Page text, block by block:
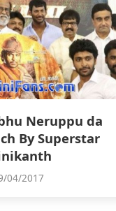
Neruppu da
By Superstar
04/2017